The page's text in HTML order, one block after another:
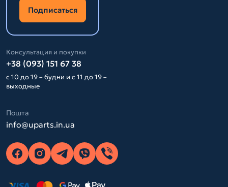
Подписаться
Консультация и покупки
+38 (093) 151 67 38
с 10 до 19 – будни и с 11 до 19 –
выходные
Пошта
info@uparts.in.ua